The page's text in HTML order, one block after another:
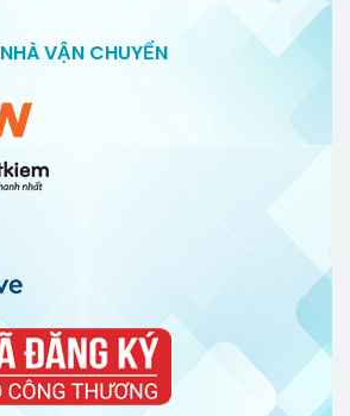
NHÀ VẬN CHUYỂN